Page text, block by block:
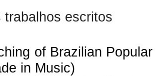
trabalhos escritos
of Brazilian
in Music)